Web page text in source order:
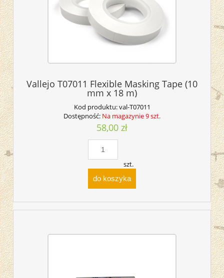
Vallejo T07011 Flexible Masking Tape (10
mm x 18 m)
Kod produktu:val-T07011
Dostępność: Na magazynie 9 szt.
58,00 zł
szt.
do koszyka